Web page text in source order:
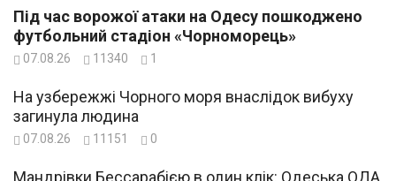
Під час ворожої атаки на Одесу пошкоджено
футбольний стадіон «Чорноморець»
07.08.26 11340 1
На узбережжі Чорного моря внаслідок вибуху
загинула людина
07.08.26 11151 0